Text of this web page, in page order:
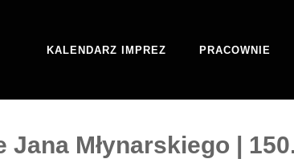
KALENDARZ IMPREZ PRACOWNIE
Młynarskiego |